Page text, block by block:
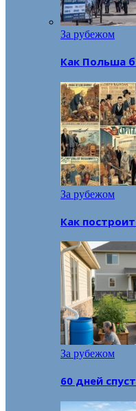
За рубежом
Как Польша
За рубежом
Как
За рубежом
60 дней